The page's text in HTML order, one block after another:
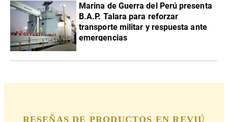
Marina de Guerra del Perú presenta
B.A.P. Talara para reforzar
transporte militar y respuesta ante
emergencias